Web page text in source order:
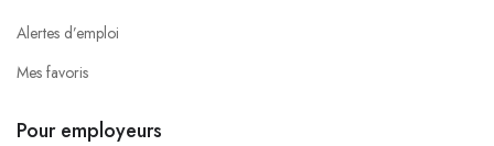
Alertes d’emploi
Mes favoris
Pour employeurs